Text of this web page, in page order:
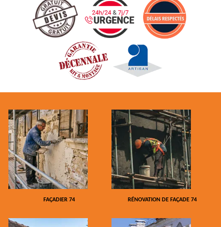
FAÇADIER 74 RÉNOVATION DE FAÇADE 74